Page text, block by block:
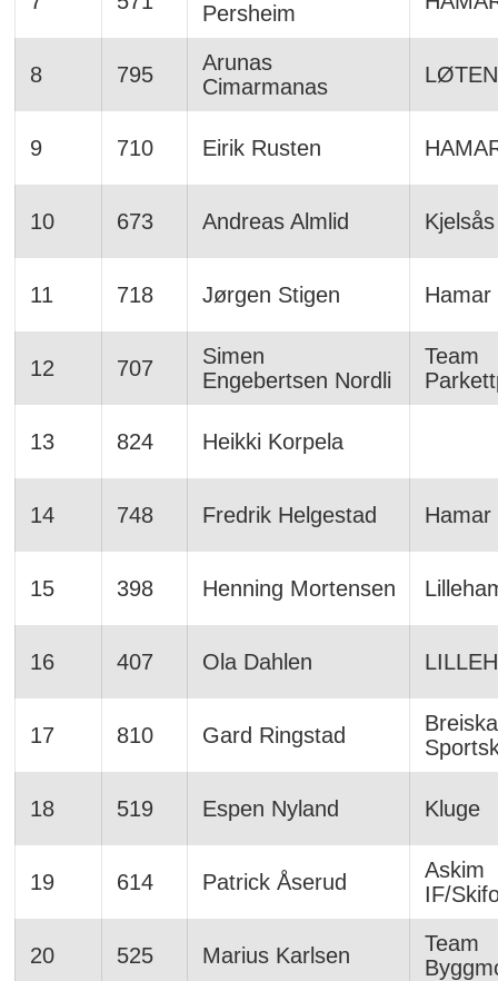
Persheim
8 795
Arunas
Cimarmanas
LØTEN
9 710 Eirik Rusten
10 673 Andreas Almlid
11 718 Jørgen Stigen Hamar
12 707
Simen
Engebertsen Nordli
Team
13 824 Heikki Korpela
14 748 Fredrik Helgestad Hamar
15 398 Henning Mortensen
16 407 Ola Dahlen
17 810 Gard Ringstad
18 519 Espen Nyland Kluge
19 614 Patrick Åserud
Askim
IF/
20 525 Marius Karlsen
Team